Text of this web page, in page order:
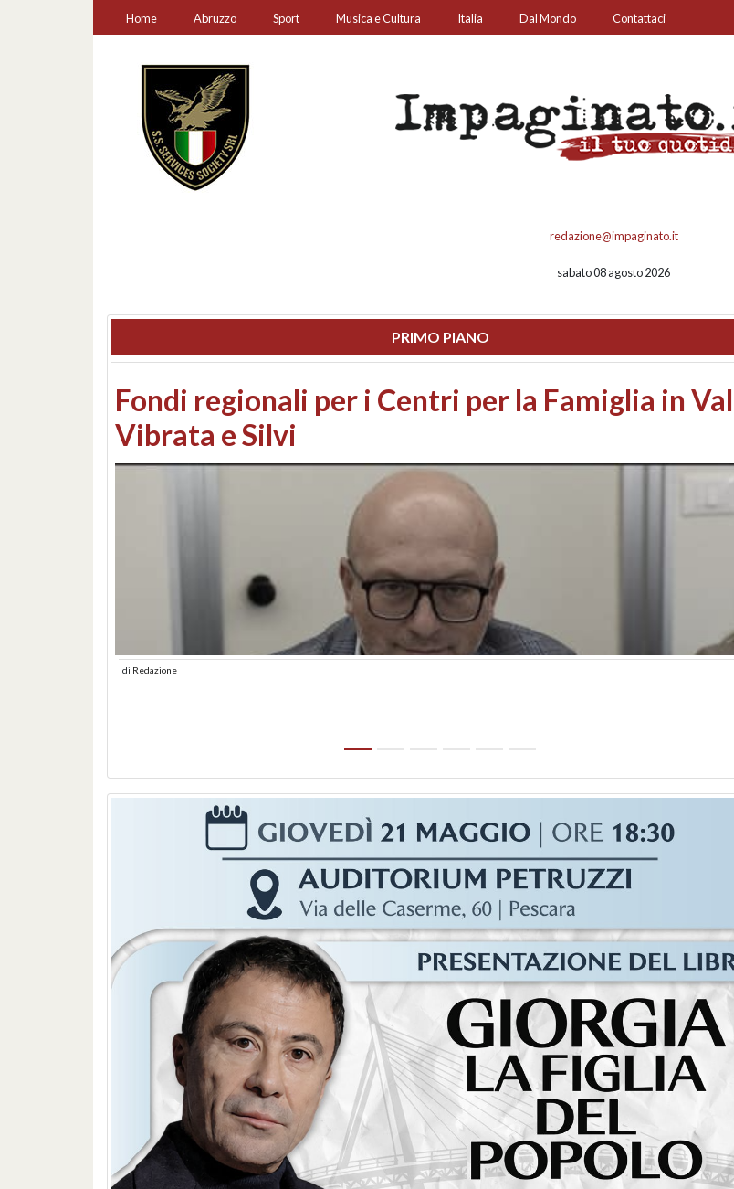
Home Abruzzo Sport Musica e Cultura Italia Dal Mondo Contattaci
redazione@impaginato.it
sabato 08 agosto 2026
PRIMO PIANO
Montesilvano, sequestrato un chiosco sul
lungomare: contestati abusi edilizi e occupazione
abusiva